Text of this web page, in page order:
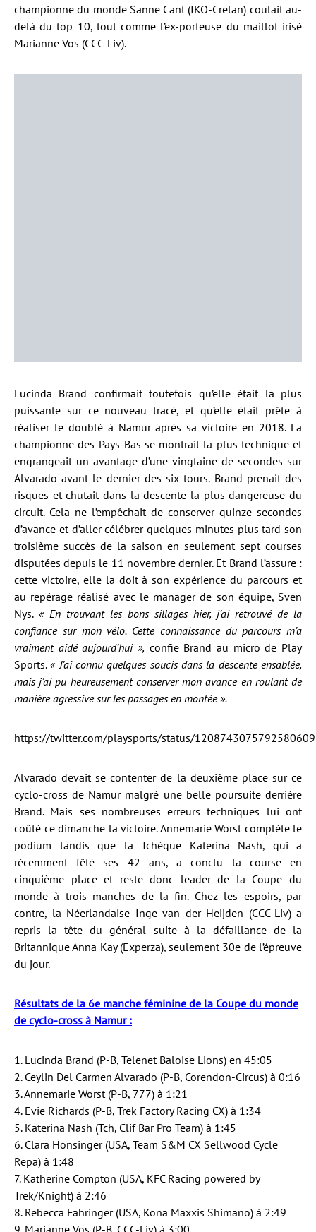
championne du monde Sanne Cant (IKO-Crelan) coulait au-
delà du top 10, tout comme l’ex-porteuse du maillot irisé
Marianne Vos (CCC-Liv).
Lucinda Brand confirmait toutefois qu’elle était la plus
puissante sur ce nouveau tracé, et qu’elle était prête à
réaliser le doublé à Namur après sa victoire en 2018. La
championne des Pays-Bas se montrait la plus technique et
engrangeait un avantage d’une vingtaine de secondes sur
Alvarado avant le dernier des six tours. Brand prenait des
risques et chutait dans la descente la plus dangereuse du
circuit. Cela ne l’empêchait de conserver quinze secondes
d’avance et d’aller célébrer quelques minutes plus tard son
troisième succès de la saison en seulement sept courses
disputées depuis le 11 novembre dernier. Et Brand l’assure :
cette victoire, elle la doit à son expérience du parcours et
au repérage réalisé avec le manager de son équipe, Sven
Nys. « En trouvant les bons sillages hier, j’ai retrouvé de la
confiance sur mon vélo. Cette connaissance du parcours m’a
vraiment aidé aujourd’hui », confie Brand au micro de Play
Sports.« J’ai connu quelques soucis dans la descente ensablée,
mais j’ai pu heureusement conserver mon avance en roulant de
manière agressive sur les passages en montée ».
https://twitter.com/playsports/status/1208743075792580609
Alvarado devait se contenter de la deuxième place sur ce
cyclo-cross de Namur malgré une belle poursuite derrière
Brand. Mais ses nombreuses erreurs techniques lui ont
coûté ce dimanche la victoire. Annemarie Worst complète le
podium tandis que la Tchèque Katerina Nash, qui a
récemment fêté ses 42 ans, a conclu la course en
cinquième place et reste donc leader de la Coupe du
monde à trois manches de la fin. Chez les espoirs, par
contre, la Néerlandaise Inge van der Heijden (CCC-Liv) a
repris la tête du général suite à la défaillance de la
Britannique Anna Kay (Experza), seulement 30e de l’épreuve
du jour.
Résultats de la 6e manche féminine de la Coupe du monde
de cyclo-cross à Namur :
1. Lucinda Brand (P-B, Telenet Baloise Lions) en 45:05
2. Ceylin Del Carmen Alvarado (P-B, Corendon-Circus) à 0:16
3. Annemarie Worst (P-B, 777) à 1:21
4. Evie Richards (P-B, Trek Factory Racing CX) à 1:34
5. Katerina Nash (Tch, Clif Bar Pro Team) à 1:45
6. Clara Honsinger (USA, Team S&M CX Sellwood Cycle
Repa) à 1:48
7. Katherine Compton (USA, KFC Racing powered by
Trek/Knight) à 2:46
8. Rebecca Fahringer (USA, Kona Maxxis Shimano) à 2:49
9. Marianne Vos (P-B, CCC-Liv) à 3:00